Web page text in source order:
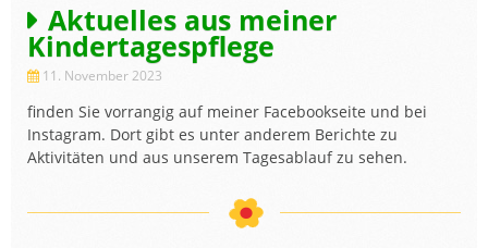
Aktuelles aus meiner
Kindertagespflege
11. November 2023
finden Sie vorrangig auf meiner Facebookseite und bei
Instagram. Dort gibt es unter anderem Berichte zu
Aktivitäten und aus unserem Tagesablauf zu sehen.